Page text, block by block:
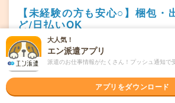
【未経験の方も安心○】梱包・
ど/日払いOK
職種未経験OK
派遣
勤務地
新潟県胎内市
中条駅から車9分
大人気！
エン派遣アプリ
派遣のお仕事情報がたくさん！プッシュ通知で
アプリをダウンロード